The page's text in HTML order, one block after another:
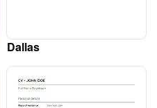
Dallas